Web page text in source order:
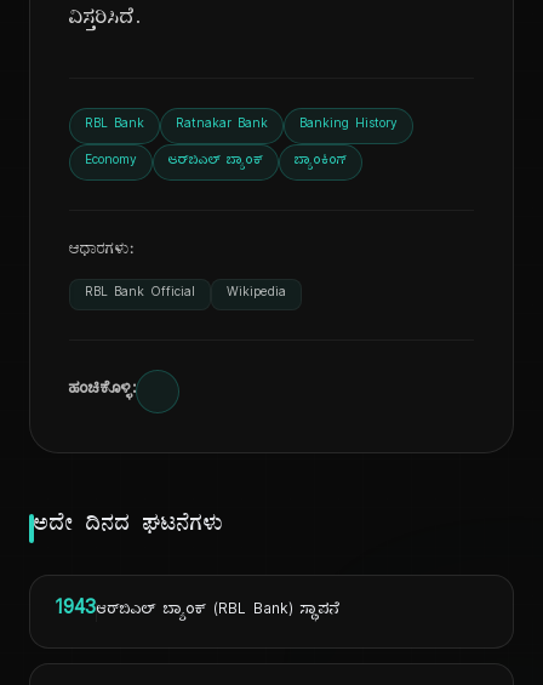
ವಿಸ್ತರಿಸಿದೆ.
RBL Bank Ratnakar Bank Banking History
Economy ಆರ್‌ಬಿಎಲ್ ಬ್ಯಾಂಕ್ ಬ್ಯಾಂಕಿಂಗ್
ಆಧಾರಗಳು:
RBL Bank Official Wikipedia
ಹಂಚಿಕೊಳ್ಳಿ:
ಅದೇ ದಿನದ ಘಟನೆಗಳು
1943ಆರ್‌ಬಿಎಲ್ ಬ್ಯಾಂಕ್ (RBL Bank) ಸ್ಥಾಪನೆ